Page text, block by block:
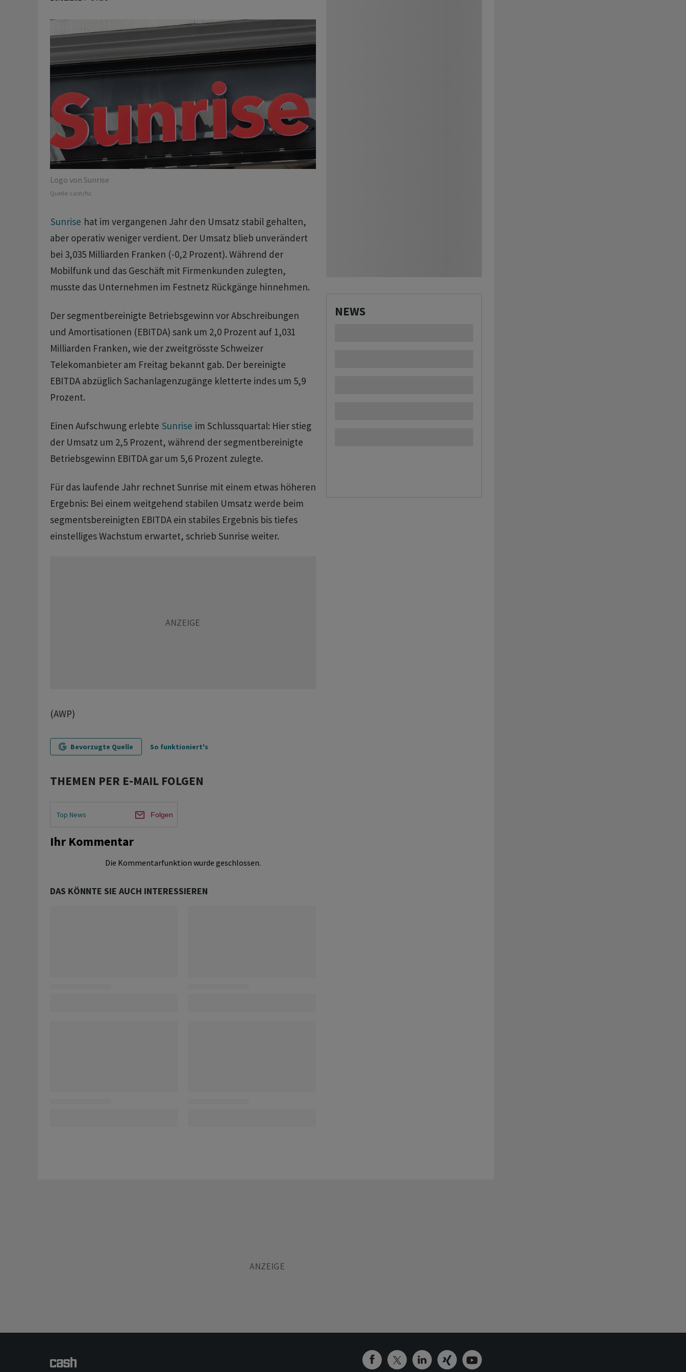
Logo von Sunrise
Quelle: cash/fsc
Sunrise hat im vergangenen Jahr den Umsatz stabil gehalten,
aber operativ weniger verdient. Der Umsatz blieb unverändert
bei 3,035 Milliarden Franken (-0,2 Prozent). Während der
Mobilfunk und das Geschäft mit Firmenkunden zulegten,
musste das Unternehmen im Festnetz Rückgänge hinnehmen.
Der segmentbereinigte Betriebsgewinn vor Abschreibungen
und Amortisationen (EBITDA) sank um 2,0 Prozent auf 1,031
Milliarden Franken, wie der zweitgrösste Schweizer
Telekomanbieter am Freitag bekannt gab. Der bereinigte
EBITDA abzüglich Sachanlagenzugänge kletterte indes um 5,9
Prozent.
Einen Aufschwung erlebte Sunrise im Schlussquartal: Hier stieg
der Umsatz um 2,5 Prozent, während der segmentbereinigte
Betriebsgewinn EBITDA gar um 5,6 Prozent zulegte.
Für das laufende Jahr rechnet Sunrise mit einem etwas höheren
Ergebnis: Bei einem weitgehend stabilen Umsatz werde beim
segmentsbereinigten EBITDA ein stabiles Ergebnis bis tiefes
einstelliges Wachstum erwartet, schrieb Sunrise weiter.
(AWP)
Bevorzugte Quelle So funktioniert's
THEMEN PER E-MAIL FOLGEN
Top News Folgen
Ihr Kommentar
Die Kommentarfunktion wurde geschlossen.
DAS KÖNNTE SIE AUCH INTERESSIEREN
NEWS